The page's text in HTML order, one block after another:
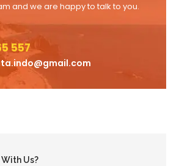
and we are happy to talk to you.
557
Us?